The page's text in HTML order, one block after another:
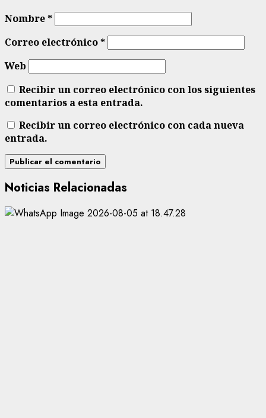
Nombre*
Correo electrónico*
Web
Recibir un correo electrónico con los siguientes
comentarios a esta entrada.
Recibir un correo electrónico con cada nueva
entrada.
Noticias Relacionadas